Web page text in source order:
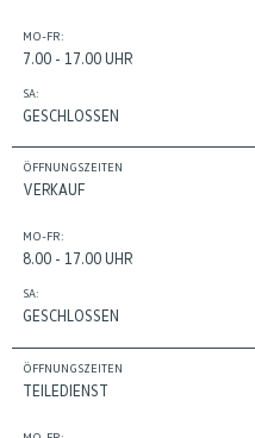
MO-FR:
7.00 - 17.00 UHR
SA:
GESCHLOSSEN
ÖFFNUNGSZEITEN
VERKAUF
MO-FR:
8.00 - 17.00 UHR
SA:
GESCHLOSSEN
ÖFFNUNGSZEITEN
TEILEDIENST